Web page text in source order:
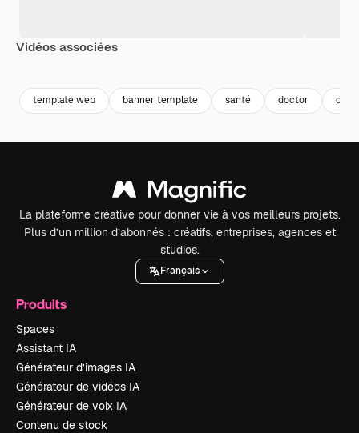
Vidéos associées
template web banner template santé doctor
La plateforme créative pour donner vie à vos meilleurs projets.
Plus d’un million d’abonnés : créatifs, entreprises, agences et
studios.
Français
Produits
Spaces
Assistant IA
Générateur d’images IA
Générateur de vidéos IA
Générateur de voix IA
Contenu de stock